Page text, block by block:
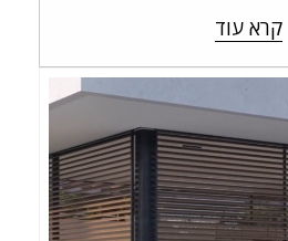
קרא עוד